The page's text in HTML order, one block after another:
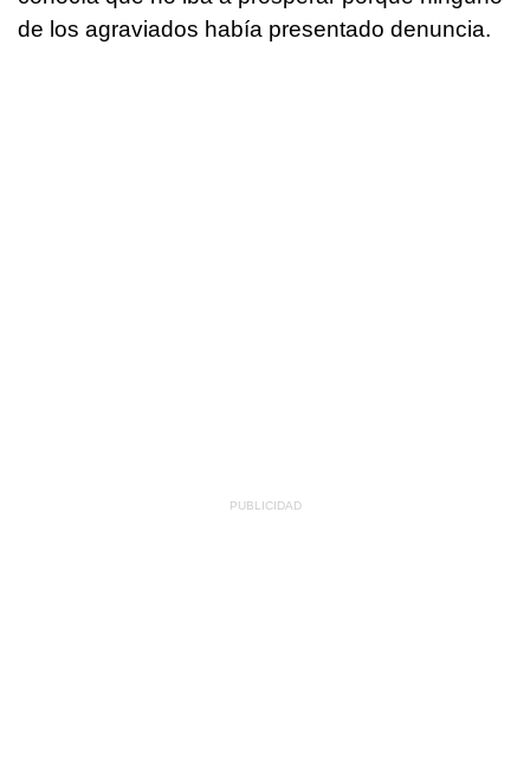
de los agraviados había presentado denuncia.